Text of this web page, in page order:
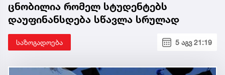
ცნობილია რომელ სტუდენტებს
დაუფინანსდება სწავლა სრულად
საზოგადოება 5 აგვ 21:19